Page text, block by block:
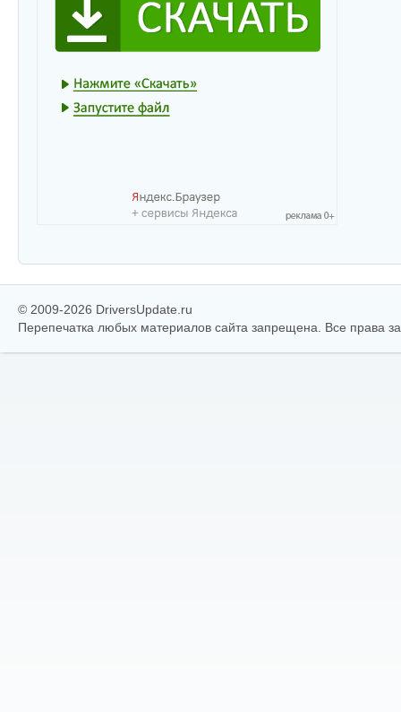
© 2009-2026 DriversUpdate.ru
Перепечатка любых материалов сайта запрещена. Все права